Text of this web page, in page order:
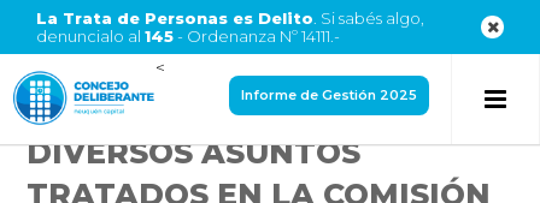
La Trata de Personas es Delito . Si sabés algo,
denuncialo al 145- Ordenanza Nº 14111.-
<
Informe de Gestión 2025
DIVERSOS ASUNTOS
TRATADOS EN LA COMISIÓN